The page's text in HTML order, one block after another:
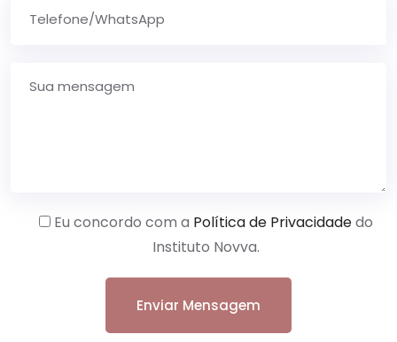
Eu concordo com a Política de Privacidadedo
Instituto Novva.